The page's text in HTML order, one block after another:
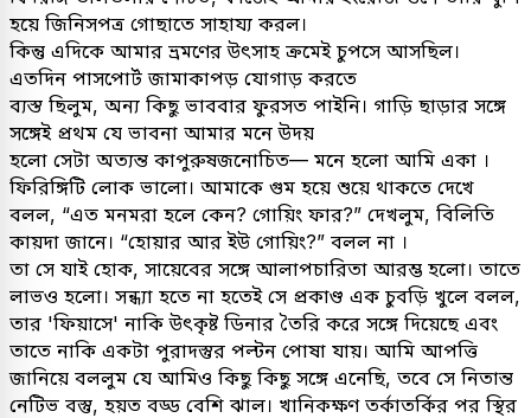
হয়ে জিনিসপত্র গোছাতে সাহায্য করল।
কিন্তু এদিকে আমার ভ্রমণের উৎসাহ ক্রমেই চুপসে আসছিল।
এতদিন পাসপোর্ট জামাকাপড় যোগাড় করতে
ব্যস্ত ছিলুম, অন্য কিছু ভাববার ফুরসত পাইনি। গাড়ি ছাড়ার সঙ্গে
সঙ্গেই প্রথম যে ভাবনা আমার মনে উদয়
হলো সেটা অত্যন্ত কাপুরুষজনোচিত— মনে হলো আমি একা ।
ফিরিঙ্গিটি লোক ভালো। আমাকে গুম হয়ে শুয়ে থাকতে দেখে
বলল, “এত মনমরা হলে কেন? গোয়িং ফার?” দেখলুম, বিলিতি
কায়দা জানে। “হোয়ার আর ইউ গোয়িং?” বলল না ।
তা সে যাই হোক, সায়েবের সঙ্গে আলাপচারিতা আরম্ভ হলো। তাতে
লাভও হলো। সন্ধ্যা হতে না হতেই সে প্রকাণ্ড এক চুবড়ি খুলে বলল,
তার 'ফিয়াসে' নাকি উৎকৃষ্ট ডিনার তৈরি করে সঙ্গে দিয়েছে এবং
তাতে নাকি একটা পুরাদস্তুর পল্টন পোষা যায়। আমি আপত্তি
জানিয়ে বললুম যে আমিও কিছু কিছু সঙ্গে এনেছি, তবে সে নিতান্ত
নেটিভ বস্তু, হয়ত বড্ড বেশি ঝাল। খানিকক্ষণ তর্কাতর্কির পর স্থির